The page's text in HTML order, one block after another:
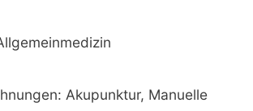
Akupunktur, Manuelle